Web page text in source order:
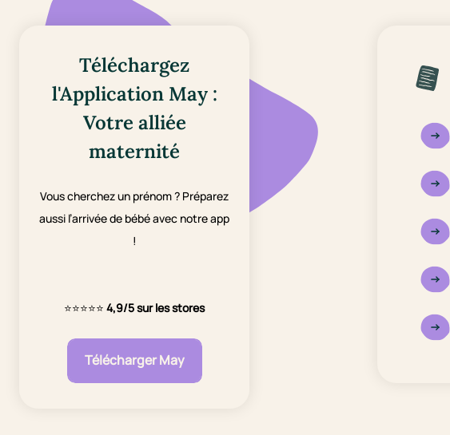
Téléchargez
l'Application May :
Votre alliée
maternité
Vous cherchez un prénom ? Préparez
aussi l’arrivée de bébé avec notre app
!
⭐⭐⭐⭐⭐ 4,9/5 sur les stores
Télécharger May